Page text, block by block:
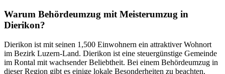
Warum Behördeumzug mit Meisterumzug in
Dierikon?
Dierikon ist mit seinen 1,500 Einwohnern ein attraktiver Wohnort
im Bezirk Luzern-Land. Dierikon ist eine steuergünstige Gemeinde
im Rontal mit wachsender Beliebtheit. Bei einem Behördeumzug in
dieser Region gibt es einige lokale Besonderheiten zu beachten.